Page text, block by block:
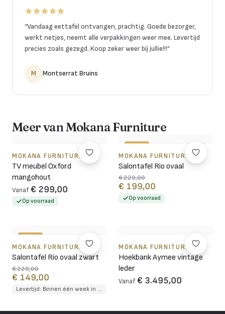
“Vandaag eettafel ontvangen, prachtig. Goede bezorger,
werkt netjes, neemt alle verpakkingen weer mee. Levertijd
precies zoals gezegd. Koop zeker weer bij jullie!!!”
M Montserrat Bruins
Meer van Mokana Furniture
MOKANA FURNITURE
TV meubel Oxford
mangohout
Vanaf € 299,00
Op voorraad
MOKANA FURNITURE
Salontafel Rio ovaal
€ 229,00
€ 199,00
Op voorraad
MOKANA FURNITURE
Salontafel Rio ovaal zwart
€ 229,00
€ 149,00
Levertijd: Binnen één week in huis
MOKANA FURNITURE
Hoekbank Aymee vintage
leder
Vanaf € 3.495,00